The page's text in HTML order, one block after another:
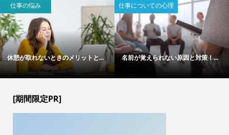
仕事の悩み
休憩が取れないときのメリットと...
仕事についての心理
名前が覚えられない原因と対策！...
[期間限定PR]